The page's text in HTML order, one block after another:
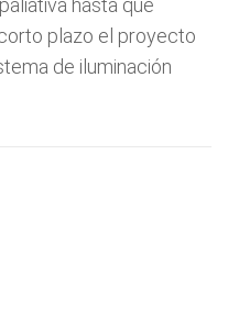
hasta que
plazo el proyecto
de iluminación